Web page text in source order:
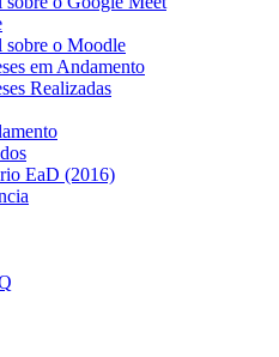
sobre o Moodle
em Andamento
Realizadas
EaD (2016)